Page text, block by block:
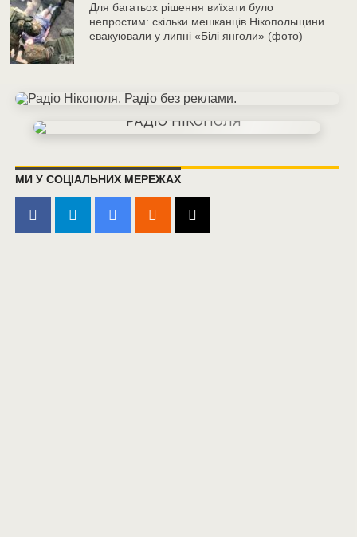
Для багатьох рішення виїхати було
непростим: скільки мешканців Нікопольщини
евакуювали у липні «Білі янголи» (фото)
МИ У СОЦІАЛЬНИХ МЕРЕЖАХ